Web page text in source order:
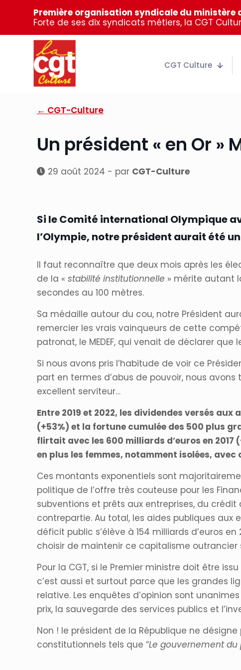
Première organisation syndicale du ministère
Forte de ses dix syndicats métiers, la CGT
CGT Culture
← CGT-Culture
Un président « en Or
29 août 2024 - par CGT-Culture
Si le Comité international Olympique
l’Olympie, notre président aurait été
Il faut reconnaître que deux mois après les
de la « stabilité institutionnelle » mérite autant
secondes au 100 mètres.
Sa médaille autour du cou, notre Président
remercier les vrais vainqueurs de cette
patronat, le MEDEF, qui venait de déclarer
Si nous avons pris l’habitude de voir ce
part en termes d’abus de pouvoir, nous
excellent serviteur…
Entre 2019 et 2022, les dividendes versés
(+53%) et la fortune cumulée des 500 plus
flirtait avec les 600 milliards d’euros en 2017
en plus les femmes, notamment isolées, avec
Ces montants exponentiels sont
politique de l’offre très couteuse pour les
subventions et prêts aux entreprises, du
contrepartie. Au total, les aides publiques aux
déficit public s’élève à 154 milliards d’euros
choisir de maintenir ce capitalisme outrancier
Pour la CGT, si le Premier ministre doit être
c’est aussi et surtout parce que les grandes
relative. Les enquêtes d’opinion sont
prix, la sauvegarde des services publics et
Non ! le président de la République ne
constitutionnels tels que “Le gouvernement